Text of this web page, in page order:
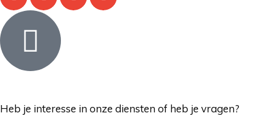
Heb je interesse in onze diensten of heb je vragen?